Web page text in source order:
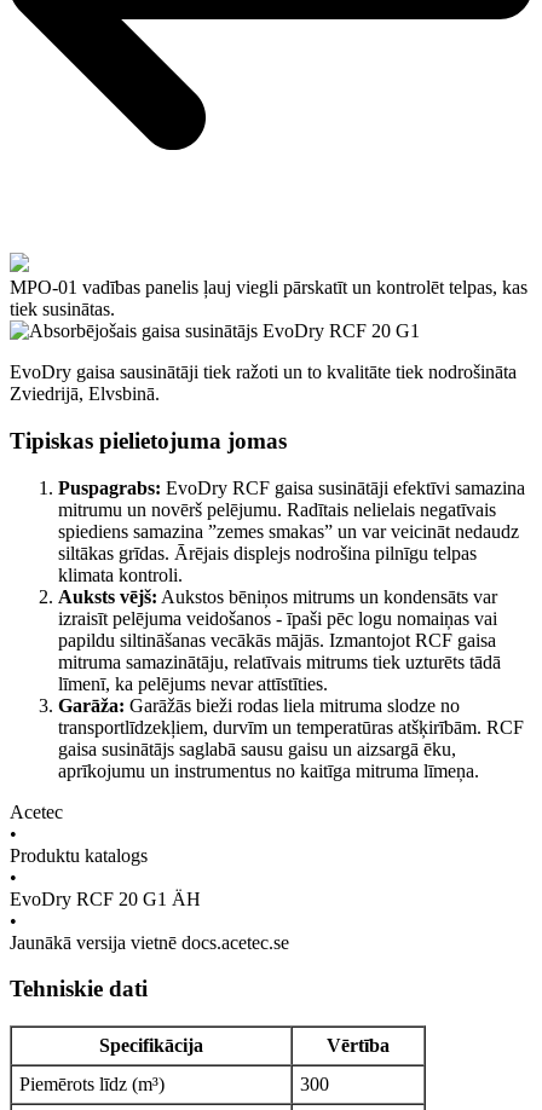
MPO-01 vadības panelis ļauj viegli pārskatīt un kontrolēt telpas, kas
tiek susinātas.
EvoDry gaisa sausinātāji tiek ražoti un to kvalitāte tiek nodrošināta
Zviedrijā, Elvsbinā.
Tipiskas pielietojuma jomas
Puspagrabs: EvoDry RCF gaisa susinātāji efektīvi samazina
mitrumu un novērš pelējumu. Radītais nelielais negatīvais
spiediens samazina ”zemes smakas” un var veicināt nedaudz
siltākas grīdas. Ārējais displejs nodrošina pilnīgu telpas
klimata kontroli.
Auksts vējš: Aukstos bēniņos mitrums un kondensāts var
izraisīt pelējuma veidošanos - īpaši pēc logu nomaiņas vai
papildu siltināšanas vecākās mājās. Izmantojot RCF gaisa
mitruma samazinātāju, relatīvais mitrums tiek uzturēts tādā
līmenī, ka pelējums nevar attīstīties.
Garāža: Garāžās bieži rodas liela mitruma slodze no
transportlīdzekļiem, durvīm un temperatūras atšķirībām. RCF
gaisa susinātājs saglabā sausu gaisu un aizsargā ēku,
aprīkojumu un instrumentus no kaitīga mitruma līmeņa.
Acetec
•
Produktu katalogs
•
EvoDry RCF 20 G1 ÄH
•
Jaunākā versija vietnē docs.acetec.se
Tehniskie dati
Specifikācija
Vērtība
Piemērots līdz (m³)
300